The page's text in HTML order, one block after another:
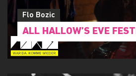
Flo Bozic
ALL HALLOW’S EVE